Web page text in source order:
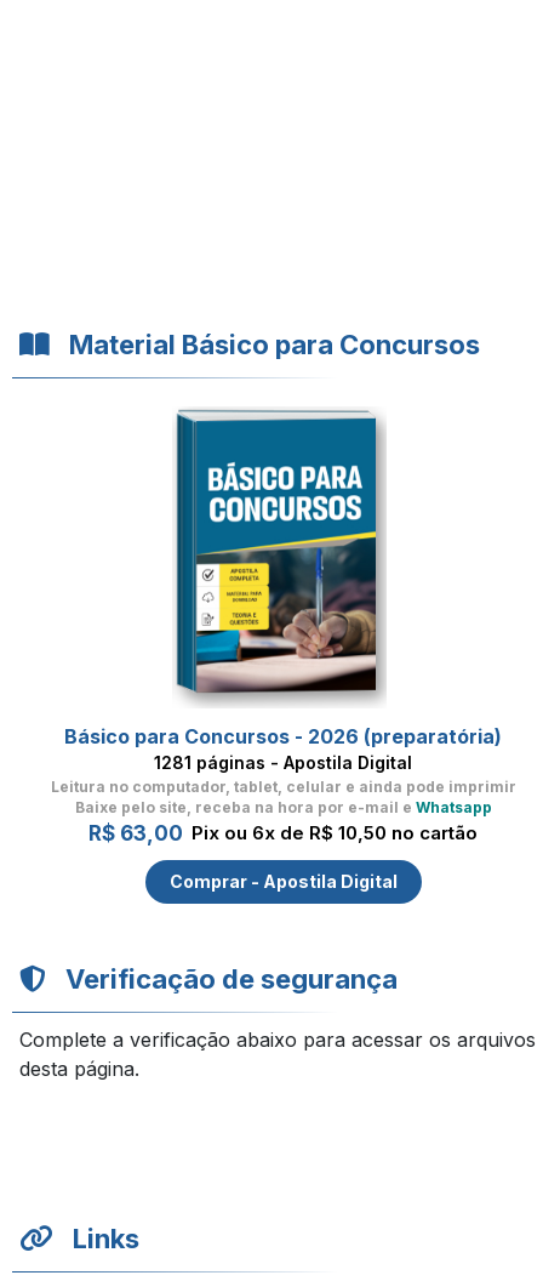
Material Básico para Concursos
Básico para Concursos - 2026 (preparatória)
1281 páginas - Apostila Digital
Leitura no computador, tablet, celular e ainda pode imprimir
Baixe pelo site, receba na hora por e-mail e Whatsapp
R$ 63,00 Pix ou 6x de R$ 10,50 no cartão
Comprar - Apostila Digital
Verificação de segurança
Complete a verificação abaixo para acessar os arquivos
desta página.
Links